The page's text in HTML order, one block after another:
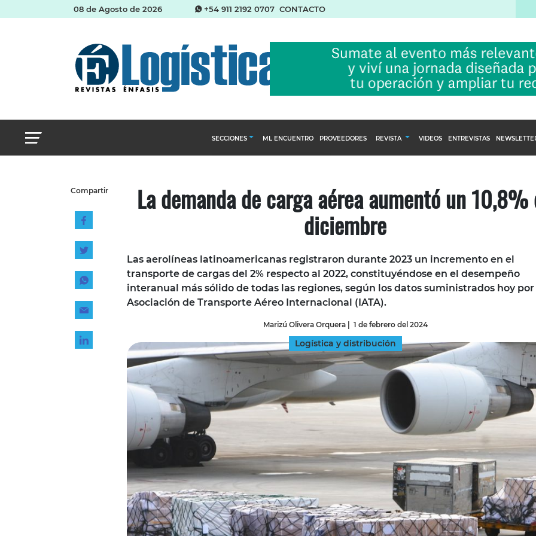
08 de Agosto de 2026 +54 911 2192 0707 CONTACTO
SECCIONES
Almacenes e inventarios
Cadena de Suministro del Agro
Management
Tecnología
Transporte
ML ENCUENTRO PROVEEDORES REVISTA
SUSCRÍBASE
VIDEOS ENTREVISTAS
Compartir La demanda de carga aérea aumentó un 10,8%
diciembre
Las aerolíneas latinoamericanas registraron durante 2023 un incremento en el
transporte de cargas del 2% respecto al 2022, constituyéndose en el desempeño
interanual más sólido de todas las regiones, según los datos suministrados hoy por
Asociación de Transporte Aéreo Internacional (IATA).
Marizú Olivera Orquera| 1 de febrero del 2024
Logística y distribución